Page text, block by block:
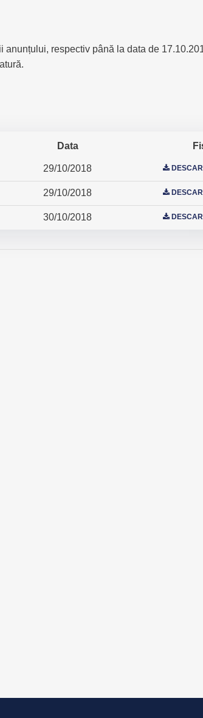
respectiv până la data de
Data
29/10/2018
29/10/2018
30/10/2018